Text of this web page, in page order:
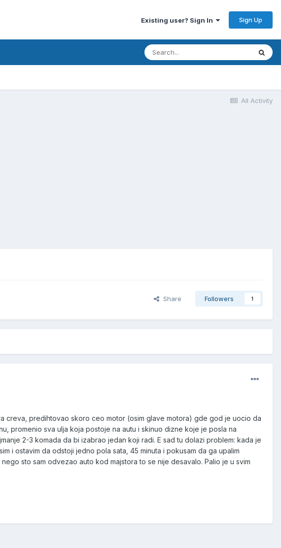
Existing user? Sign In Sign Up
All Activity
Share Followers 1
creva, predihtovao skoro ceo motor (osim glave motora) gde god je uocio da
promenio sva ulja koja postoje na autu i skinuo dizne koje je posla na
2-3 komada da bi izabrao jedan koji radi. E sad tu dolazi problem: kada je
i ostavim da odstoji jedno pola sata, 45 minuta i pokusam da ga upalim
sto sam odvezao auto kod majstora to se nije desavalo. Palio je u svim